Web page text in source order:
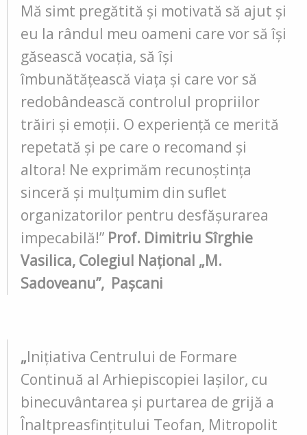
Mă simt pregătită și motivată să ajut și
eu la rândul meu oameni care vor să își
găsească vocația, să își
îmbunătățească viața și care vor să
redobândească controlul propriilor
trăiri și emoții. O experiență ce merită
repetată şi pe care o recomand şi
altora! Ne exprimăm recunoștința
sinceră și mulțumim din suflet
organizatorilor pentru desfășurarea
impecabilă!” Prof. Dimitriu Sîrghie
Vasilica, Colegiul Național „M.
Sadoveanu”, Pașcani
„Inițiativa Centrului de Formare
Continuă al Arhiepiscopiei Iașilor, cu
binecuvântarea și purtarea de grijă a
Înaltpreasfințitului Teofan, Mitropolit